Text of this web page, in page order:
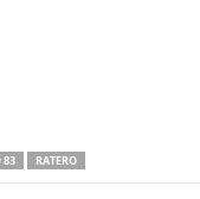
83 RATERO